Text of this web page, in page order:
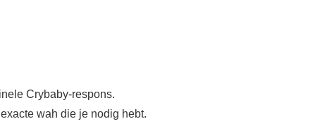
Crybaby-respons.
wah die je nodig hebt.